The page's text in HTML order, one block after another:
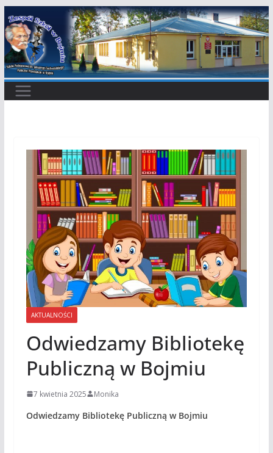
Przejdź
do
treści
AKTUALNOŚCI
Odwiedzamy Bibliotekę
Publiczną w Bojmiu
7 kwietnia 2025 Monika
Odwiedzamy Bibliotekę Publiczną w Bojmiu